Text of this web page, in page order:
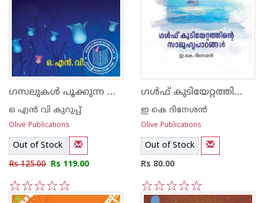
ഗസലുകള്‍ പൂക്കുന്ന രാത്രി
ഒ എന്‍ വി കുറുപ്പ്‌
Olive Publications
Out of Stock
Rs 125.00 Rs 119.00
5
4
3
2
1
ഗള്‍ഫ് കുടിയേറ്റത്തിന്റെ സാമൂഹ്യ പാഠങ്ങള്‍
ഇ കെ ദിനേശ‌ന്‍
Olive Publications
Out of Stock
Rs 80.00
5
4
3
2
1